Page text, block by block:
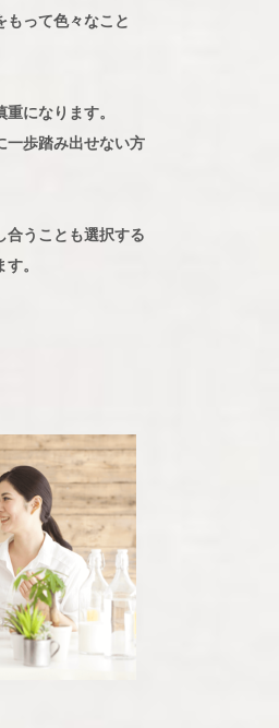
もって色々なこと
になります。
一歩踏み出せない方
合うことも選択する
。